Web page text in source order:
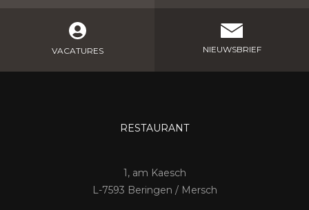
VACATURES NIEUWSBRIEF
RESTAURANT
1, am Kaesch
7593 Beringen / Mersch